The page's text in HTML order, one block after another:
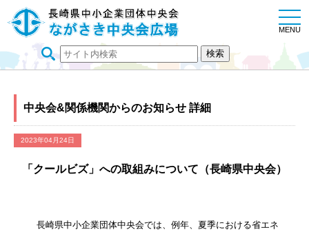
MENU
中央会&関係機関からのお知らせ 詳細
2023年04月24日
「クールビズ」への取組みについて（長崎県中央会）
長崎県中小企業団体中央会では、例年、夏季における省エネ